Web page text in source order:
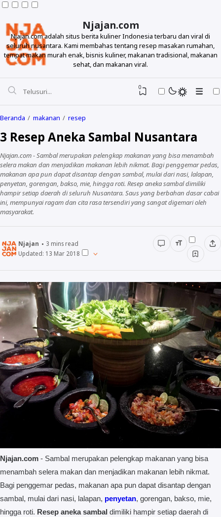
Njajan.com
Njajan.com adalah situs berita kuliner Indonesia terbaru dan viral di
seluruh nusantara. Kami membahas tentang resep masakan rumahan,
tempat makan murah enak, bisnis kuliner, makanan tradisional, makanan
sehat, dan makanan viral.
Resep
Minuman
Info
Unik
Wow
Njajan Network
0
Beranda makanan resep
3 Resep Aneka Sambal Nusantara
Njajan.com - Sambal merupakan pelengkap makanan yang bisa menambah
selera makan dan menjadikan makanan lebih nikmat. Bagi penggemar pedas,
makanan apa pun dapat disantap dengan sambal, mulai dari nasi, lalapan,
penyetan, gorengan, bakso, mie, hingga roti. Resep aneka sambal dimiliki
hampir setiap daerah di seluruh Nusantara. Saus yang berbahan dasar cabai
ini, mempunyai ragam dan cita rasa tersendiri yang sangat digemari oleh
masyarakat.
Njajan 3 mins read
Updated: 13 Mar 2018
Njajan.com - Sambal merupakan pelengkap makanan yang bisa
menambah selera makan dan menjadikan makanan lebih nikmat.
Bagi penggemar pedas, makanan apa pun dapat disantap dengan
sambal, mulai dari nasi, lalapan, penyetan, gorengan, bakso, mie,
hingga roti. Resep aneka sambal dimiliki hampir setiap daerah di